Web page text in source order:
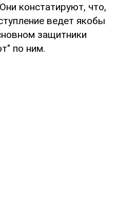
констатируют, что,
ведет якобы
защитники
по ним.